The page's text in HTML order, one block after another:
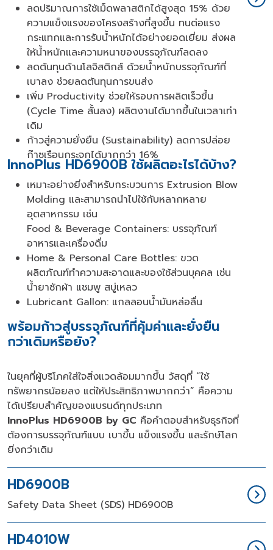
ลดปริมาณการใช้เม็ดพลาสติกได้สูงสุด 15% ด้วย
ความแข็งแรงของโครงสร้างที่สูงขึ้น ทนต่อแรง
กระแทกและการรับน้ำหนักได้อย่างยอดเยี่ยม ส่งผล
ให้น้ำหนักและความหนาของบรรจุภัณฑ์ลดลง
ลดต้นทุนด้านโลจิสติกส์ ด้วยน้ำหนักบรรจุภัณฑ์ที่
เบาลง ช่วยลดต้นทุนการขนส่ง
เพิ่ม Productivity ช่วยให้รอบการผลิตเร็วขึ้น
(Cycle Time สั้นลง) ผลิตงานได้มากขึ้นในเวลาเท่า
เดิม
ก้าวสู่ความยั่งยืน (Sustainability) ลดการปล่อย
ก๊าซเรือนกระจกได้มากกว่า 16%
InnoPlus HD6900B ใช้ผลิตอะไรได้บ้าง?
เหมาะอย่างยิ่งสำหรับกระบวนการ Extrusion Blow
Molding และสามารถนำไปใช้กับหลากหลาย
อุตสาหกรรม เช่น
Food & Beverage Containers: บรรจุภัณฑ์
อาหารและเครื่องดื่ม
Home & Personal Care Bottles: ขวด
ผลิตภัณฑ์ทำความสะอาดและของใช้ส่วนบุคคล เช่น
น้ำยาซักผ้า แชมพู สบู่เหลว
Lubricant Gallon: แกลลอนน้ำมันหล่อลื่น
พร้อมก้าวสู่บรรจุภัณฑ์ที่คุ้มค่าและยั่งยืน
กว่าเดิมหรือยัง?
ในยุคที่ผู้บริโภคใส่ใจสิ่งแวดล้อมมากขึ้น วัสดุที่ “ใช้
ทรัพยากรน้อยลง แต่ให้ประสิทธิภาพมากกว่า” คือความ
ได้เปรียบสำคัญของแบรนด์ทุกประเภท
InnoPlus HD6900B by GC คือคำตอบสำหรับธุรกิจที่
ต้องการบรรจุภัณฑ์แบบ เบาขึ้น แข็งแรงขึ้น และรักษ์โลก
ยิ่งกว่าเดิม
HD6900B
Safety Data Sheet (SDS) HD6900B
HD4010W